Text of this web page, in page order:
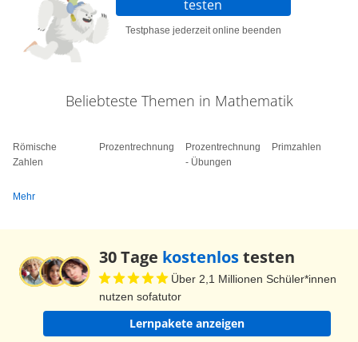
wissen aber nicht genau, wie viele Sorten.
Vielleicht dürfen wir ja mal in die Schachteln
bezeichnen. Auch in der Sonderedition Mehr gibt
in der großen Schachtel 6 Pralinen. Dann
Klammern' 4 plus 6 Pralinen. Insgesamt ist die
Pralinenzahl natürlich gleich geblieben. Also
dürfen wir beide Ausdrücke gleichsetzen. Wir
können also Variablen ausklammern. Schieben
testen
Testphase jederzeit online beenden
Beliebteste Themen in Mathematik
Römische
Zahlen
Prozentrechnung
Prozentrechnung
- Übungen
Primzahlen
Mehr
30 Tage kostenlostesten
Über 2,1 Millionen Schüler*innen
nutzen sofatutor
Lernpakete anzeigen